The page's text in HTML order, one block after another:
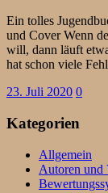
Ein tolles
und Cover Wenn
will, dann läuft
hat schon viele
23. Juli 2020 0
Kategorien
Allgemein
Autoren und